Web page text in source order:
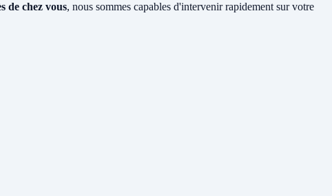
de chez vous, nous sommes capables d'intervenir rapidement sur votre